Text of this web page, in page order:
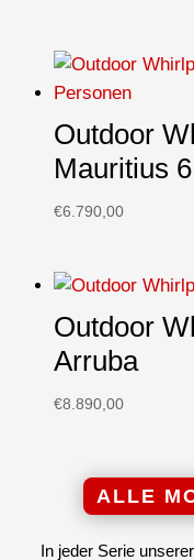
Outdoor
Mauritius
€6.790,00
Outdoor
Arruba
€8.890,00
ALLE
In jeder Serie